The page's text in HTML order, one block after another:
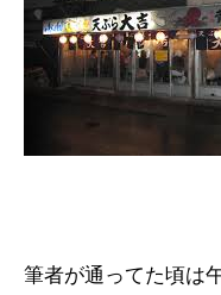
筆者が通ってた頃は